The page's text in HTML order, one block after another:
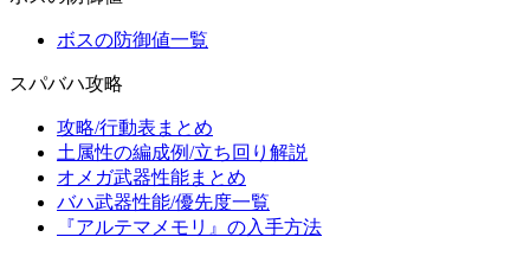
ボスの防御値一覧
スパバハ攻略
攻略/行動表まとめ
土属性の編成例/立ち回り解説
オメガ武器性能まとめ
バハ武器性能/優先度一覧
『アルテマメモリ』の入手方法